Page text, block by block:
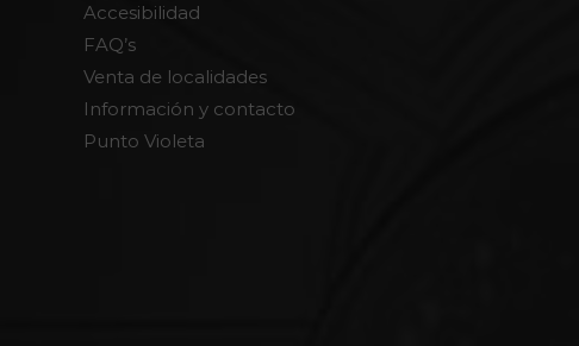
Accesibilidad
FAQ’s
Venta de localidades
Información y contacto
Punto Violeta